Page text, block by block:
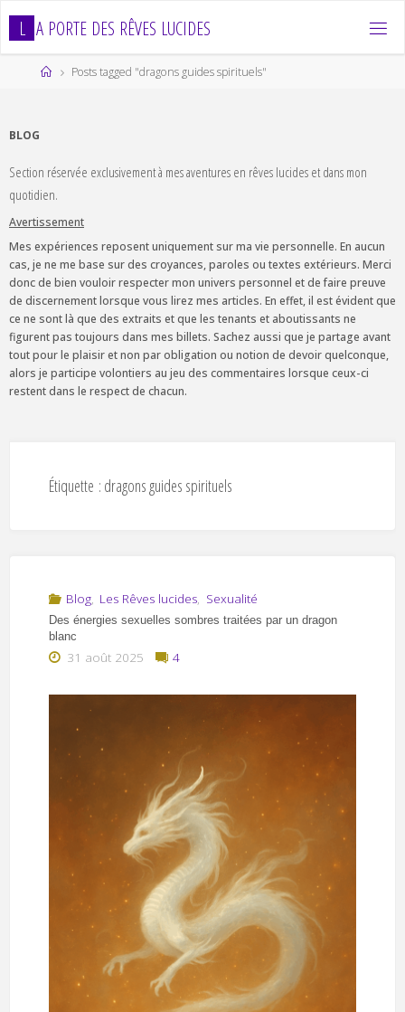
L A PORTE DES RÊVES LUCIDES
HomePosts tagged "dragons guides spirituels"
BLOG
Section réservée exclusivement à mes aventures en rêves lucides et dans mon
quotidien.
Avertissement
Mes expériences reposent uniquement sur ma vie personnelle. En aucun
cas, je ne me base sur des croyances, paroles ou textes extérieurs. Merci
donc de bien vouloir respecter mon univers personnel et de faire preuve
de discernement lorsque vous lirez mes articles. En effet, il est évident que
ce ne sont là que des extraits et que les tenants et aboutissants ne
figurent pas toujours dans mes billets. Sachez aussi que je partage avant
tout pour le plaisir et non par obligation ou notion de devoir quelconque,
alors je participe volontiers au jeu des commentaires lorsque ceux-ci
restent dans le respect de chacun.
Étiquette : dragons guides spirituels
Blog, Les Rêves lucides, Sexualité
Des énergies sexuelles sombres traitées par un dragon
blanc
31 août 2025 4